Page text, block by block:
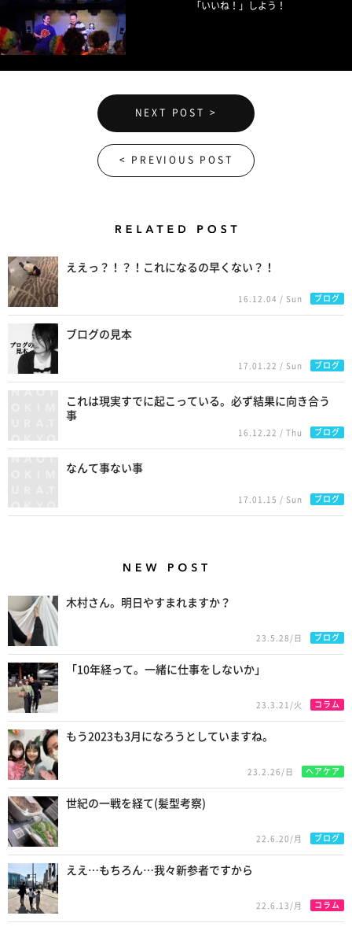
「いいね！」しよう！
NEXT POST >
< PREVIOUS POST
ええっ？！？！これになるの早くない？！
16.12.04 / Sun ブログ
ブログの見本
17.01.22 / Sun ブログ
これは現実すでに起こっている。必ず結果に向き合う
事
16.12.22 / Thu ブログ
なんて事ない事
17.01.15 / Sun ブログ
木村さん。明日やすまれますか？
23.5.28/日 ブログ
「10年経って。一緒に仕事をしないか」
23.3.21/火 コラム
もう2023も3月になろうとしていますね。
23.2.26/日 ヘアケア
世紀の一戦を経て(髪型考察)
22.6.20/月 ブログ
ええ…もちろん…我々新参者ですから
22.6.13/月 コラム